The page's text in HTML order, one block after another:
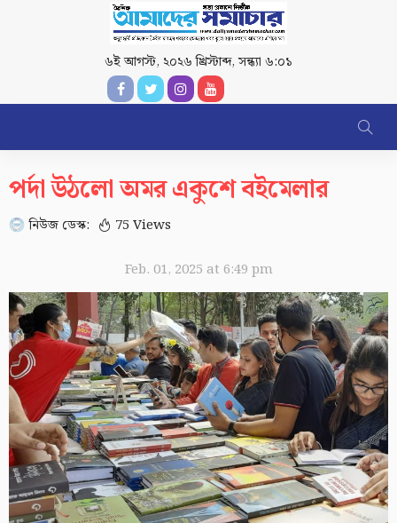
৬ই আগস্ট, ২০২৬ খ্রিস্টাব্দ,সন্ধ্যা ৬:০১
পর্দা উঠলো অমর একুশে বইমেলার
নিউজ ডেস্ক: 75 Views
Feb. 01, 2025 at 6:49 pm